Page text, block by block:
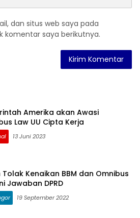
dan situs web saya pada
komentar saya berikutnya.
Amerika akan Awasi
Law UU Cipta Kerja
13 Juni 2023
Tolak Kenaikan BBM dan Omnibus
Jawaban DPRD
19 September 2022